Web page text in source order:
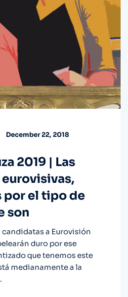
December 22, 2018
2019 | Las
por el tipo de
son
candidatas a Eurovisión
duro por ese
que tenemos este
medianamente a la